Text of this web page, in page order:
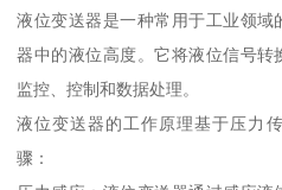
液位变送器是一种常用于工业领
器中的液位高度。它将液位信号
监控、控制和数据处理。
液位变送器的工作原理基于压力
骤：